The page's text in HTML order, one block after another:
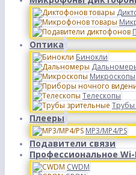
Оптика
Бинокли
Микроскопы
Телескопы
Трубы
Плееры
MP3/MP4/PS
Подавители связи
Профессиональное
CWDM